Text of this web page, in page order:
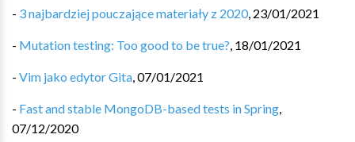
- 3 najbardziej pouczające materiały z 2020, 23/01/2021
- Mutation testing: Too good to be true?, 18/01/2021
- Vim jako edytor Gita,07/01/2021
- Fast and stable MongoDB-based tests in Spring,
07/12/2020